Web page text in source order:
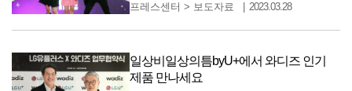
프레스센터 > 보도자료 2023.03.28
일상비일상의틈byU+에서 와디즈 인기
제품 만나세요